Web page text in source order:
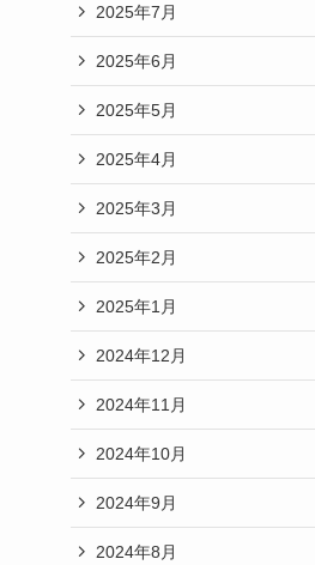
2025年7月
2025年6月
2025年5月
2025年4月
2025年3月
2025年2月
2025年1月
2024年12月
2024年11月
2024年10月
2024年9月
2024年8月